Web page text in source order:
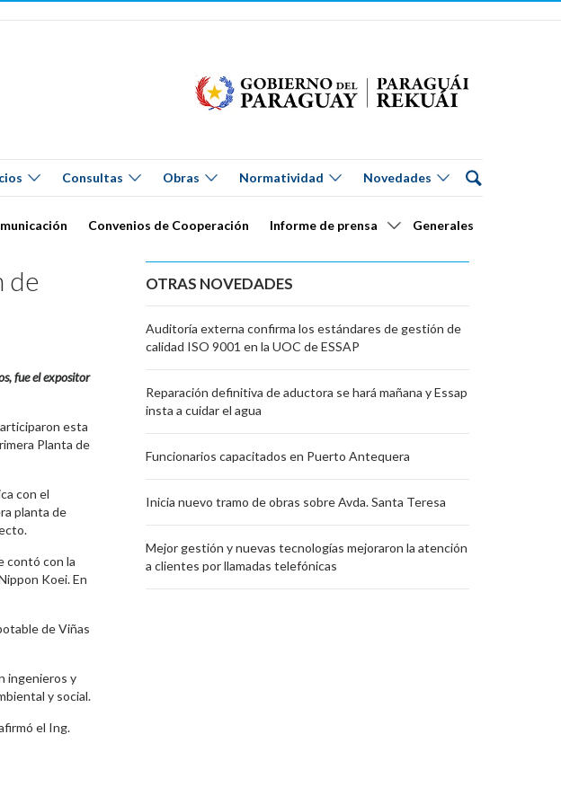
Consultas Obras Normatividad Novedades
Convenios de Cooperación Informe de prensa Generales
de
fue el expositor
esta
Planta de
con el
planta de
contó con la
Koei. En
de Viñas
ingenieros y
y social.
el Ing.
OTRAS NOVEDADES
Auditoría externa confirma los estándares de gestión de
calidad ISO 9001 en la UOC de ESSAP
Reparación definitiva de aductora se hará mañana y Essap
insta a cuidar el agua
Funcionarios capacitados en Puerto Antequera
Inicia nuevo tramo de obras sobre Avda. Santa Teresa
Mejor gestión y nuevas tecnologías mejoraron la atención
a clientes por llamadas telefónicas